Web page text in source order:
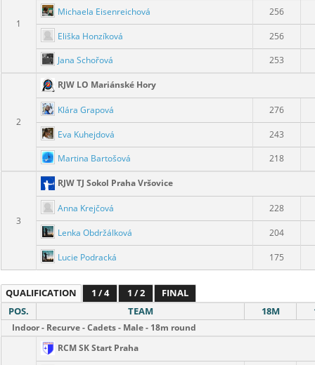
1
Michaela Eisenreichová 256
Eliška Honzíková
256
Jana Schořová
253
2
RJW LO Mariánské Hory
Klára Grapová 276
Eva Kuhejdová
243
Martina Bartošová
218
3
RJW TJ Sokol Praha Vršovice
Anna Krejčová 228
Lenka Obdržálková 204
Lucie Podracká 175
QUALIFICATION 1 / 4 1 / 2
FINAL
POS.
TEAM 18M
Indoor - Recurve - Cadets - Male - 18m round
RCM SK Start Praha